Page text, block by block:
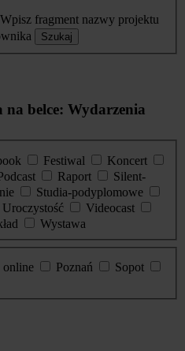
Wpisz fragment nazwy projektu
Szukaj
belce: Wydarzenia
Festiwal
Koncert
Raport
Silent-
Studia-podyplomowe
Uroczystość
Videocast
Wystawa
online Poznań
Sopot